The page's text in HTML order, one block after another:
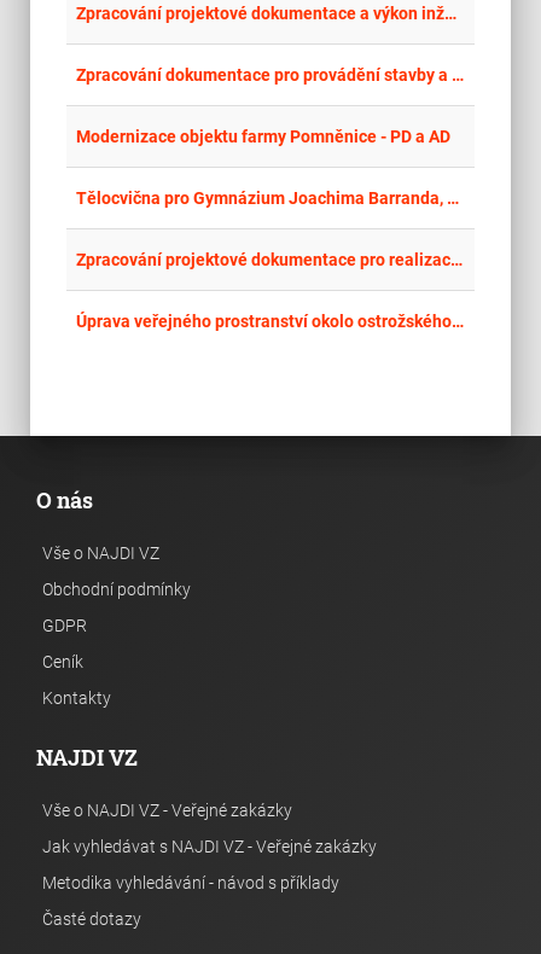
Zpracování projektové dokumentace a výkon inženýrské činnosti na akci „Vila domy a dopravní a technická infrastruktura bývalého areálu pily Návsí – BROWNFIELD
Zpracování dokumentace pro provádění stavby a dozor projektanta na akci „Obecní úřad Písek“ II.
Modernizace objektu farmy Pomněnice - PD a AD
Tělocvična pro Gymnázium Joachima Barranda, Beroun - PD
Zpracování projektové dokumentace pro realizaci protierozních a protipovodňových opatření v k.ú. Písečná u Jablunkova
Úprava veřejného prostranství okolo ostrožského zámku
O nás
Vše o NAJDI VZ
Obchodní podmínky
GDPR
Ceník
Kontakty
NAJDI VZ
Vše o NAJDI VZ - Veřejné zakázky
Jak vyhledávat s NAJDI VZ - Veřejné zakázky
Metodika vyhledávání - návod s příklady
Časté dotazy